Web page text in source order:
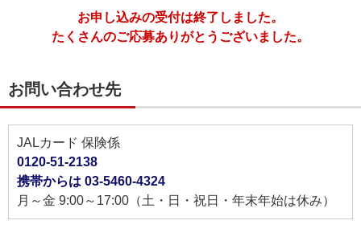
お申し込みの受付は終了しました。
たくさんのご応募ありがとうございました。
お問い合わせ先
JALカード 保険係
0120-51-2138
携帯からは 03-5460-4324
月～金 9:00～17:00（土・日・祝日・年末年始は休み）